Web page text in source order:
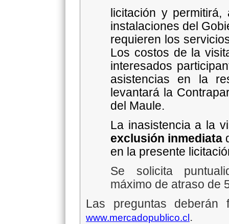
licitación y
instalaciones del
requieren los
Los costos de la
interesados
asistencias en la
levantará la
del Maule.
La inasistencia a la
exclusión inmediata
en la presente
Se solicita
máximo de atraso de
Las preguntas deberán
www.mercadopublico.cl.